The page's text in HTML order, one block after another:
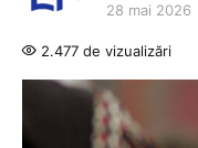
28 mai 2026
2.477 de vizualizări